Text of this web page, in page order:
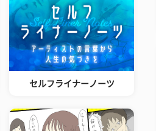
セルフライナーノーツ